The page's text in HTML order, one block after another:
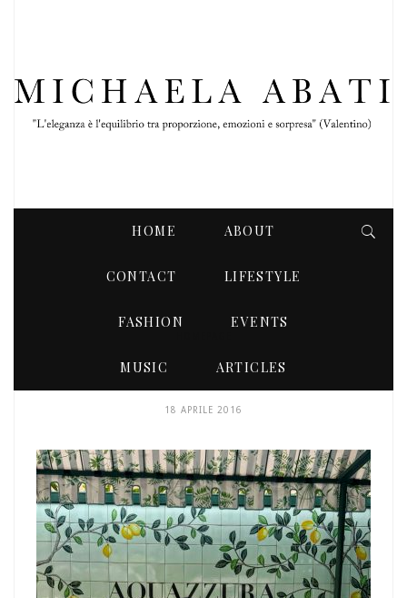
HOME ABOUT
CONTACT LIFESTYLE
FASHION EVENTS
MUSIC ARTICLES
HOMEPAGE
18 APRILE 2016